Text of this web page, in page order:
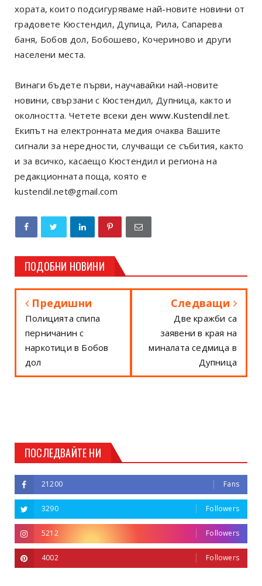
хората, които подсигуряваме най-новите новини от
градовете Кюстендил, Дупица, Рила, Сапарева
баня, Бобов дол, Бобошево, Кочериново и други
населени места.
Винаги бъдете първи, научавайки най-новите
новини, свързани с Кюстендил, Дупница, както и
околността. Четете всеки ден www.Kustendil.net.
Екипът на електронната медия очаква Вашите
сигнали за нередности, случващи се събития, както
и за всичко, касаещо Кюстендил и региона на
редакционната поща, която е
kustendil.net@gmail.com
ПОДОБНИ НОВИНИ
Предишни
Полицията спипа
перничанин с
наркотици в Бобов
дол
Следващи
Две кражби са
заявени в края на
миналата седмица в
Дупница
ПОСЛЕДВАЙТЕ НИ
21200 Fans
3290 Followers
5212 Followers
4002 Followers